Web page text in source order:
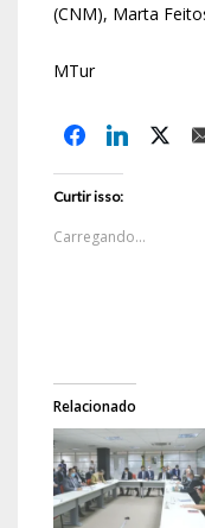
(CNM), Marta
MTur
Curtir isso:
Carregando...
Relacionado